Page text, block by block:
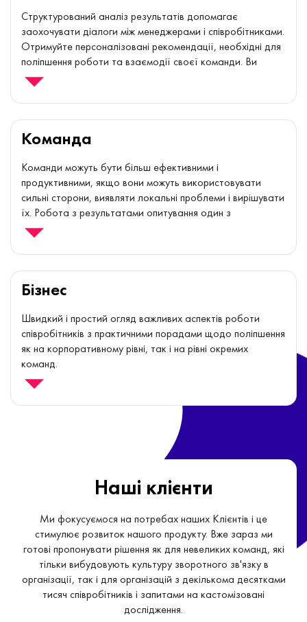
Структурований аналіз результатів допомагає
заохочувати діалоги між менеджерами і співробітниками.
Отримуйте персоналізовані рекомендації, необхідні для
поліпшення роботи та взаємодії своєї команди. Ви
можете визначити дієві кроки, необхідні для внесення
Команда
Команди можуть бути більш ефективними і
продуктивними, якщо вони можуть використовувати
сильні сторони, виявляти локальні проблеми і вирішувати
їх. Робота з результатами опитування один з
ефективних способів почати відкриту розмову про те,
зробити, щоб вивести команду на новий рівень
ефективності та продуктивності.
Бізнес
Швидкий і простий огляд важливих аспектів роботи
співробітників з практичними порадами щодо поліпшення
як на корпоративному рівні, так і на рівні окремих
команд.
Доступ до структурованих даних і рекомендацій,
визначати, куди найкраще інвестувати час і гроші для
Наші клієнти
Ми фокусуємося на потребах наших Клієнтів і це
стимулює розвиток нашого продукту. Вже зараз ми
готові пропонувати рішення як для невеликих команд, які
тільки вибудовують культуру зворотного зв'язку в
організації, так і для організацій з декількома десятками
тисяч співробітників і запитами на кастомізовані
дослідження.